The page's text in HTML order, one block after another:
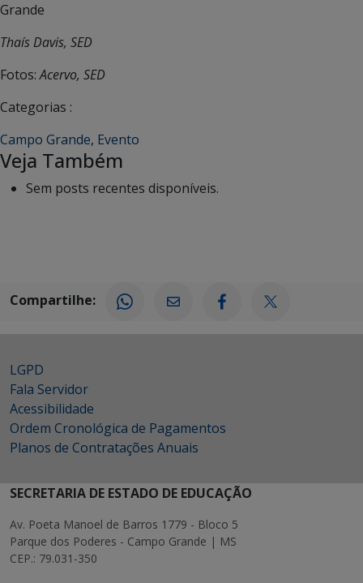
Grande
Thaís Davis, SED
Fotos:Acervo, SED
Categorias :
Campo Grande, Evento
Veja Também
Sem posts recentes disponíveis.
Compartilhe:
LGPD
Fala Servidor
Acessibilidade
Ordem Cronológica de Pagamentos
Planos de Contratações Anuais
SECRETARIA DE ESTADO DE EDUCAÇÃO
Av. Poeta Manoel de Barros 1779 - Bloco 5
Parque dos Poderes - Campo Grande | MS
CEP.: 79.031-350